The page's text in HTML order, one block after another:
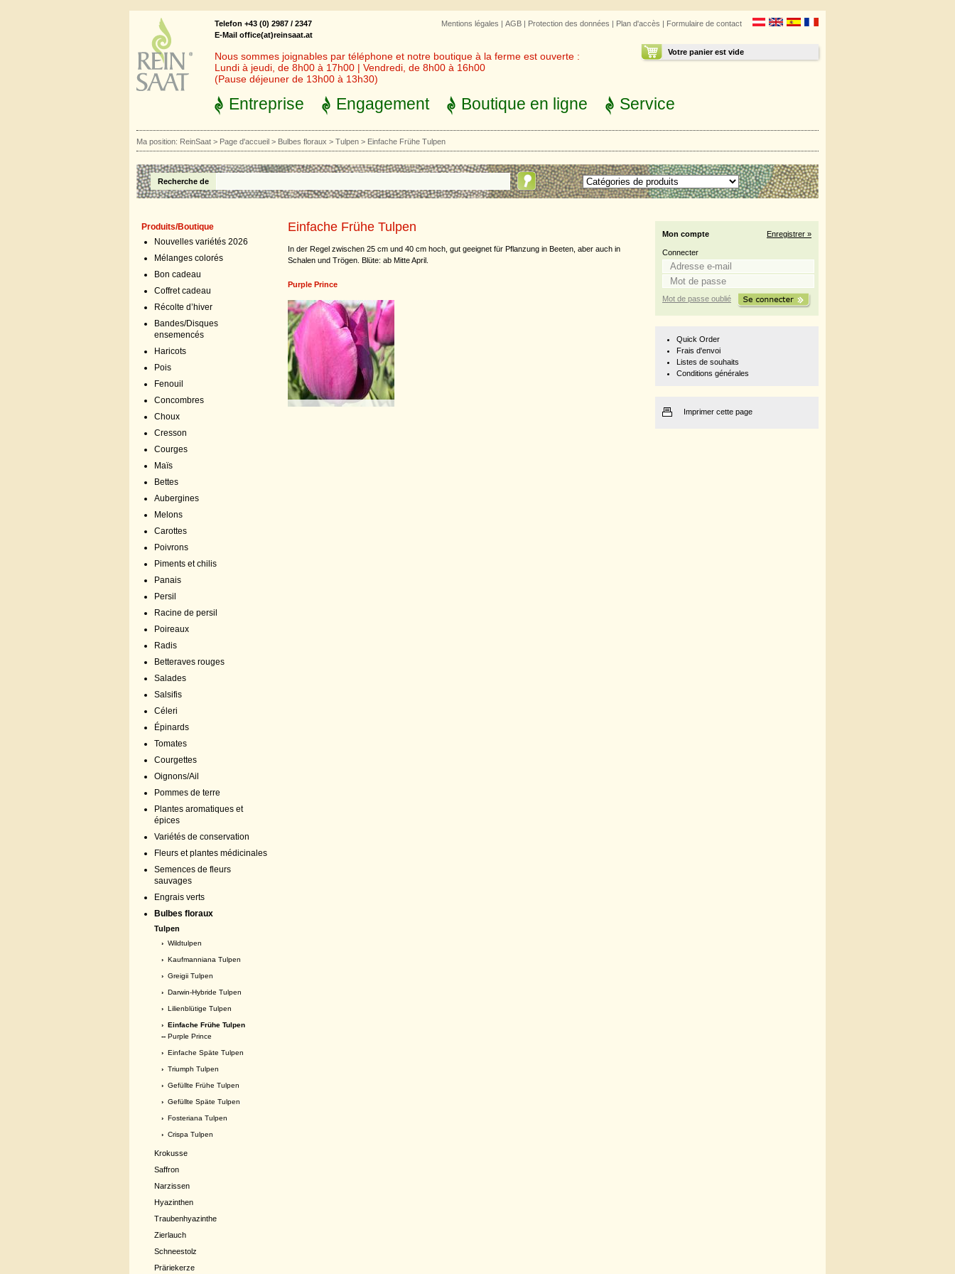
Mentions légales | AGB | Protection des données | Plan d'accès | Formulaire de contact
Votre panier est vide
Telefon +43 (0) 2987 / 2347
E-Mail office(at)reinsaat.at
Nous sommes joignables par téléphone et notre boutique à la ferme est ouverte :
Lundi à jeudi, de 8h00 à 17h00 | Vendredi, de 8h00 à 16h00
(Pause déjeuner de 13h00 à 13h30)
Entreprise Engagement Boutique en ligne Service
Ma position: ReinSaat > Page d'accueil > Bulbes floraux > Tulpen > Einfache Frühe Tulpen
Recherche de
Produits/Boutique
Nouvelles variétés 2026
Mélanges colorés
Bon cadeau
Coffret cadeau
Récolte d’hiver
Bandes/Disques
ensemencés
Haricots
Pois
Fenouil
Concombres
Choux
Cresson
Courges
Maïs
Bettes
Aubergines
Melons
Carottes
Poivrons
Piments et chilis
Panais
Persil
Racine de persil
Poireaux
Radis
Betteraves rouges
Salades
Salsifis
Céleri
Épinards
Tomates
Courgettes
Oignons/Ail
Pommes de terre
Plantes aromatiques et
épices
Variétés de conservation
Fleurs et plantes médicinales
Semences de fleurs
sauvages
Engrais verts
Bulbes floraux
Tulpen
› Wildtulpen
› Kaufmanniana Tulpen
› Greigii Tulpen
› Darwin-Hybride Tulpen
› Lilienblütige Tulpen
› Einfache Frühe Tulpen
-- Purple Prince
› Einfache Späte Tulpen
› Triumph Tulpen
› Gefüllte Frühe Tulpen
› Gefüllte Späte Tulpen
› Fosteriana Tulpen
› Crispa Tulpen
Krokusse
Saffron
Narzissen
Hyazinthen
Traubenhyazinthe
Zierlauch
Schneestolz
Präriekerze
Einfache Frühe Tulpen
In der Regel zwischen 25 cm und 40 cm hoch, gut geeignet für Pflanzung in Beeten, aber auch in
Schalen und Trögen. Blüte: ab Mitte April.
Purple Prince
Mon compte Enregistrer »
Connecter
Mot de passe oublié
Quick Order
Frais d'envoi
Listes de souhaits
Conditions générales
Imprimer cette page